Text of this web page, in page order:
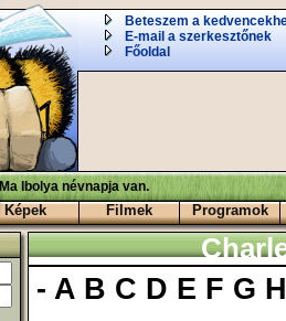
Beteszem a
E-mail a szerkesztőnek
Főoldal
Ma Ibolya névnapja van.
Képek Filmek Programok
-A B C D E F G